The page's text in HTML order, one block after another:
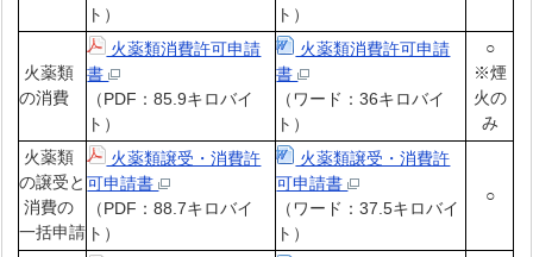
ト）
ト）
火薬類
の消費
火薬類消費許可申請
書
（PDF：85.9キロバイ
ト）
火薬類消費許可申請
書
（ワード：36キロバイ
ト）
○
※煙
火の
み
火薬類
の譲受と
消費の
一括申請
火薬類譲受・消費許
可申請書
（PDF：88.7キロバイ
ト）
火薬類譲受・消費許
可申請書
（ワード：37.5キロバイ
ト）
○